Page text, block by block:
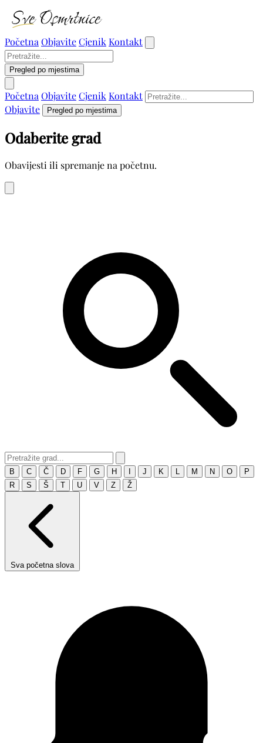
Početna ObjaviteCjenik Kontakt
Pregled po mjestima
Početna ObjaviteCjenik Kontakt
Objavite
Pregled po mjestima
Odaberite grad
Obavijesti ili spremanje na početnu.
B C Č D F G H J K M N O
P
R
S Š T U V Z Ž
Sva početna slova